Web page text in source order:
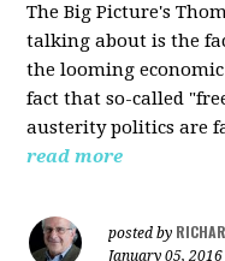
The Big Picture's
talking about is the
the looming
fact that so-called
austerity politics are
read more
posted by
January 05, 2016